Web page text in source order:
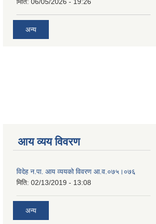
अन्य
आय व्यय विवरण
विदेह न.पा. आय व्ययको विवरण आ.व.०७५।०७६
मिति: 02/13/2019 - 13:08
अन्य